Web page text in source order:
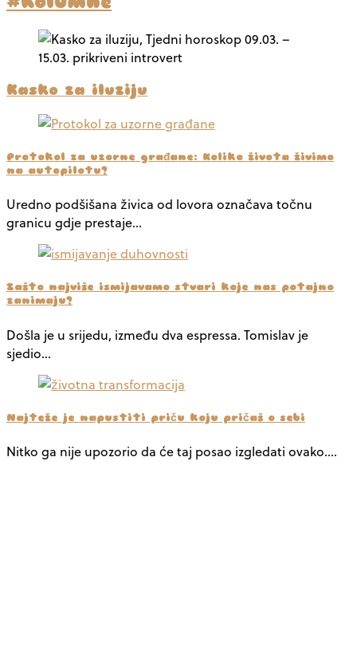
Kasko za iluziju
Protokol za uzorne građane: Koliko života živimo
na autopilotu?
Uredno podšišana živica od lovora označava točnu
granicu gdje prestaje…
Zašto najviše ismijavamo stvari koje nas potajno
zanimaju?
Došla je u srijedu, između dva espressa. Tomislav je
sjedio…
Najteže je napustiti priču koju pričaš o sebi
Nitko ga nije upozorio da će taj posao izgledati ovako.…